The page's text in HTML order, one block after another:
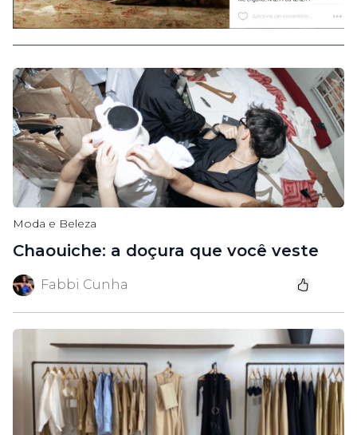
Moda e Beleza
Chaouiche: a doçura que você veste
Fabbi Cunha